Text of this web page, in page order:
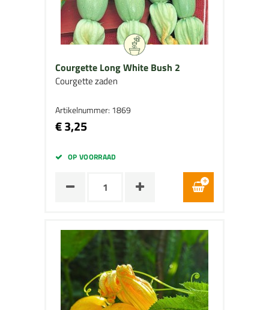
Courgette Long White Bush 2
Courgette zaden
Artikelnummer: 1869
€ 3,25
OP VOORRAAD